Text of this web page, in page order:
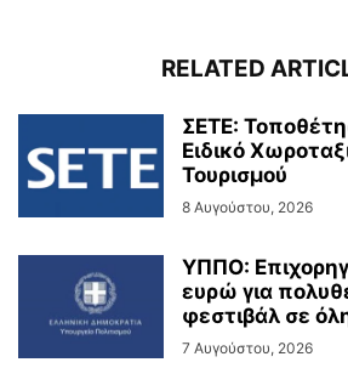
RELATED
ΣΕΤΕ:
Ειδικό
Τουρισμού
8 Αυγούστου, 2026
ΥΠΠΟ:
ευρώ για
φεστιβάλ σε
7 Αυγούστου, 2026